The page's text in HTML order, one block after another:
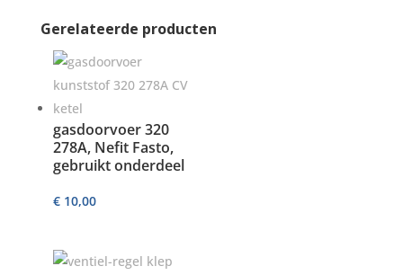
Gerelateerde producten
gasdoorvoer 320
278A, Nefit Fasto,
gebruikt onderdeel
€10,00